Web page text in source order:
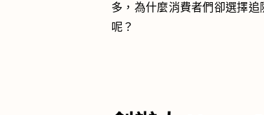
多，為什麼消費者們卻選擇
呢？